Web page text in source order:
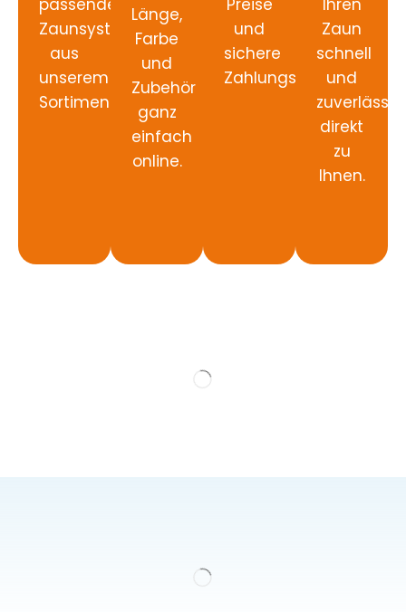
passendes
Zaunsystem
aus
unserem
Sortiment.
Länge,
Farbe
und
Zubehör
ganz
einfach
online.
Preise
und
sichere
Zahlungsabwicklung.
Ihren
Zaun
schnell
und
zuverlässig
direkt
zu
Ihnen.